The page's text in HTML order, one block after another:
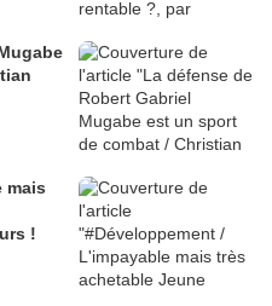
mais
!